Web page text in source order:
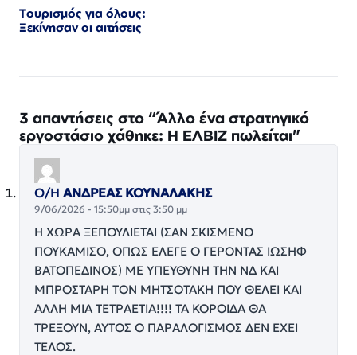
Τουρισμός για όλους:
Ξεκίνησαν οι αιτήσεις
3 απαντήσεις στο “Άλλο ένα στρατηγικό
εργοστάσιο χάθηκε: Η ΕΛΒΙΖ πωλείται”
Ο/Η ΑΝΔΡΕΑΣ ΚΟΥΝΑΛΑΚΗΣ
9/06/2026 - 15:50μμ στις 3:50 μμ
Η ΧΩΡΑ ΞΕΠΟΥΛΙΕΤΑΙ (ΣΑΝ ΣΚΙΣΜΕΝΟ
ΠΟΥΚΑΜΙΣΟ, ΟΠΩΣ ΕΛΕΓΕ Ο ΓΕΡΟΝΤΑΣ ΙΩΣΗΦ
ΒΑΤΟΠΕΔΙΝΟΣ) ΜΕ ΥΠΕΥΘΥΝΗ ΤΗΝ ΝΔ ΚΑΙ
ΜΠΡΟΣΤΑΡΗ ΤΟΝ ΜΗΤΣΟΤΑΚΗ ΠΟΥ ΘΕΛΕΙ ΚΑΙ
ΑΛΛΗ ΜΙΑ ΤΕΤΡΑΕΤΙΑ!!!! ΤΑ ΚΟΡΟΙΔΑ ΘΑ
ΤΡΕΞΟΥΝ, ΑΥΤΟΣ Ο ΠΑΡΑΛΟΓΙΣΜΟΣ ΔΕΝ ΕΧΕΙ
ΤΕΛΟΣ.